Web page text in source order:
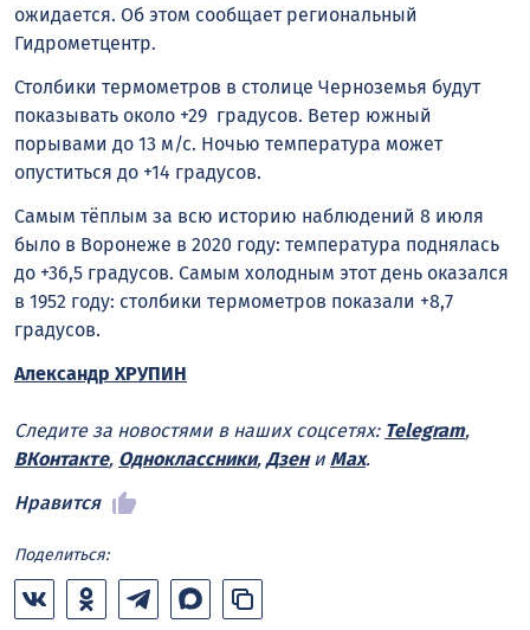
ожидается. Об этом сообщает региональный
Гидрометцентр.
Столбики термометров в столице Черноземья будут
показывать около +29 градусов. Ветер южный
порывами до 13 м/с. Ночью температура может
опуститься до +14 градусов.
Самым тёплым за всю историю наблюдений 8 июля
было в Воронеже в 2020 году: температура поднялась
до +36,5 градусов. Самым холодным этот день оказался
в 1952 году: столбики термометров показали +8,7
градусов.
Александр ХРУПИН
Следите за новостями в наших соцсетях: Telegram,
ВКонтакте, Одноклассники, Дзени Max.
Нравится
Поделиться: